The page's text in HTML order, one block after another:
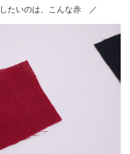
たいのは、こんな赤 ／